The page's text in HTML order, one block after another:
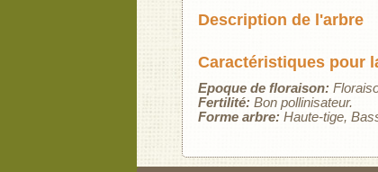
Description de l'arbre
Caractéristiques pour
Epoque de floraison:
Fertilité: Bon pollinisateur.
Forme arbre: Haute-tige